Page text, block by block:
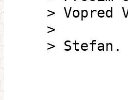
> Vopred
>
> Stefan.